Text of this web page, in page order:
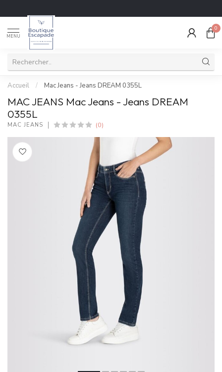
MENU
0
Accueil / Mac Jeans - Jeans DREAM 0355L
MAC JEANS Mac Jeans - Jeans DREAM
0355L
MAC JEANS (0)